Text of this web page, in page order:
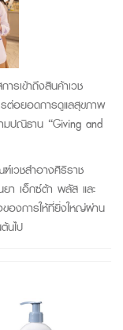
รเข้าถึงสินค้าเวช
ต่อยอดการดูแลสุขภาพ
ปณิธาน “Giving and
เวชสำอางศิริราช
ยา เอ็กซ์ต้า พลัส และ
องการให้ที่ยิ่งใหญ่ผ่าน
นไป